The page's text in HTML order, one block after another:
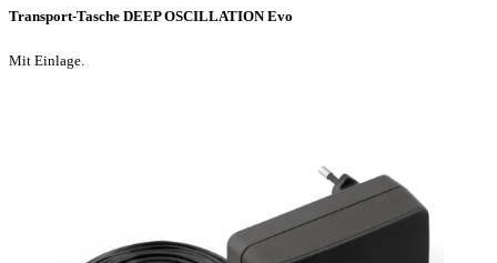
Transport-Tasche DEEP OSCILLATION Evo
Mit Einlage.